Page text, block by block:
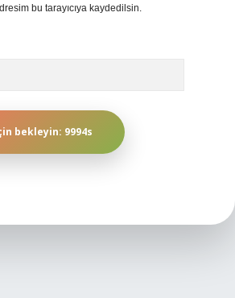
bu tarayıcıya kaydedilsin.